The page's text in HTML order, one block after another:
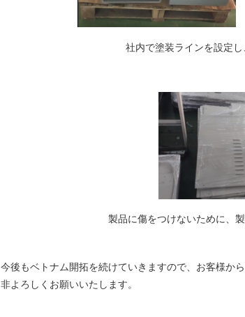
社内で塗装ラインを設定
製品に傷をつけないために、
今後もベトナム開拓を続けていきますので、お客様か
非よろしくお願いいたします。